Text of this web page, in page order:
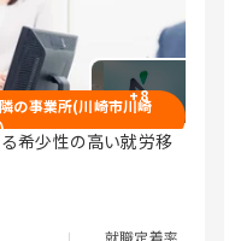
+8
の事業所(川崎市川崎
希少性の高い就労移
就職定着率